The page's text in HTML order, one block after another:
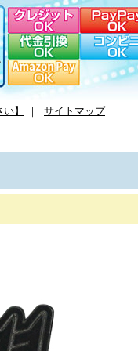
】 ｜ サイトマップ